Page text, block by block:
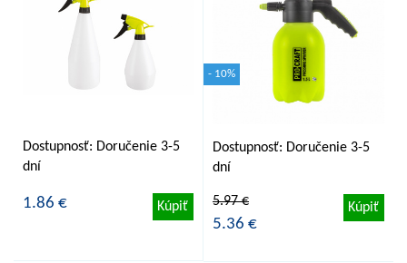
Dostupnosť: Doručenie 3-5
dní
1.86 € Kúpiť
- 10%
Dostupnosť: Doručenie 3-5
dní
5.97 €
5.36 €
Kúpiť